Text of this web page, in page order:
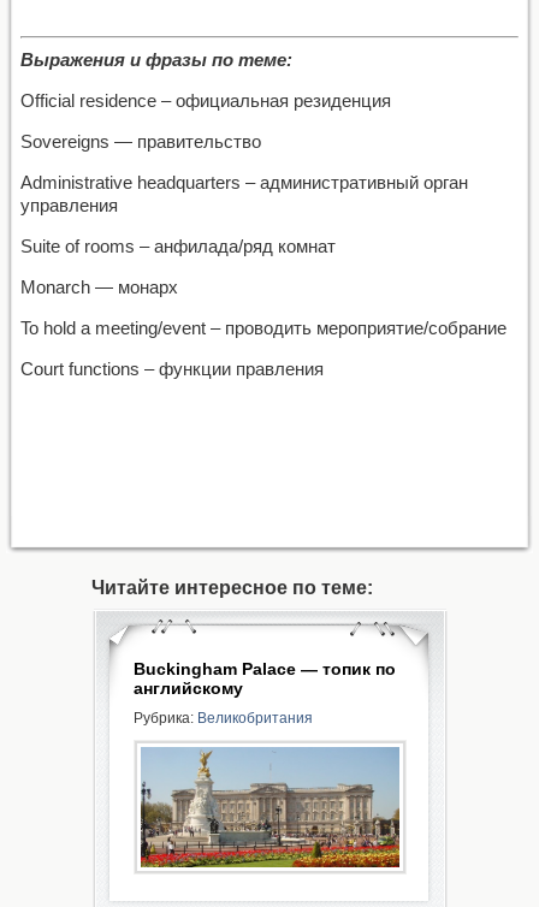
Выражения и фразы по теме:
Official residence – официальная резиденция
Sovereigns — правительство
Administrative headquarters – административный орган
управления
Suite of rooms – анфилада/ряд комнат
Monarch — монарх
To hold a meeting/event – проводить мероприятие/собрание
Court functions – функции правления
Читайте интересное по теме:
Buckingham Palace — топик по
английскому
Рубрика: Великобритания